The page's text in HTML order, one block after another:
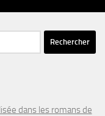
dans les romans de